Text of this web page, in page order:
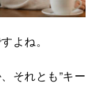
よね。
それとも”キー